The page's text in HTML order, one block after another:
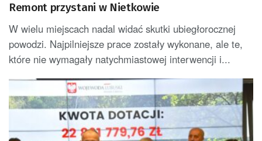
Remont przystani w Nietkowie
W wielu miejscach nadal widać skutki ubiegłorocznej
powodzi. Najpilniejsze prace zostały wykonane, ale te,
które nie wymagały natychmiastowej interwencji i...